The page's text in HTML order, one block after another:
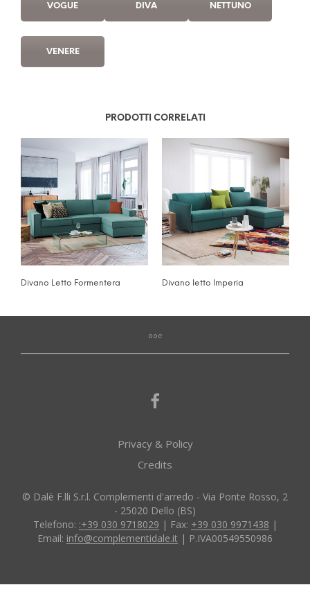
VOGUE DIVA NETTUNO
VENERE
PRODOTTI CORRELATI
Divano Letto Formentera Divano letto Imperia
Privacy & Policy
Credits
© Dalè F.lli S.r.l. Complementi d'arredo - Via Ponte Rosso, 2
- 25020 Dello (BS)
Telefono: :+39 030 9718029 | Fax: +39 030 9971438 |
Email: info@complementidale.it | P.IVA00549550986